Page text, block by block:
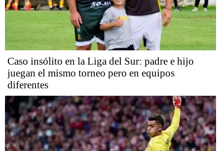
Caso insólito en la Liga del Sur: padre e hijo
juegan el mismo torneo pero en equipos
diferentes